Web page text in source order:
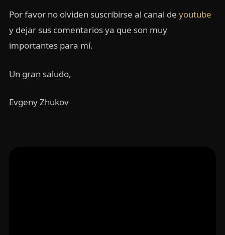
Por favor no olviden suscribirse al canal de youtube
y dejar sus comentarios ya que son muy
importantes para mí.
Un gran saludo,
Evgeny Zhukov